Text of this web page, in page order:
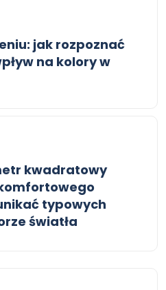
jak rozpoznać
na kolory w
kwadratowy
typowych
światła